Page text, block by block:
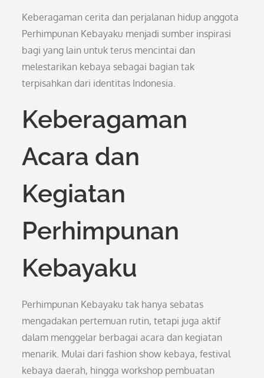
Keberagaman cerita dan perjalanan hidup anggota
Perhimpunan Kebayaku menjadi sumber inspirasi
bagi yang lain untuk terus mencintai dan
melestarikan kebaya sebagai bagian tak
terpisahkan dari identitas Indonesia.
Keberagaman
Acara dan
Kegiatan
Perhimpunan
Kebayaku
Perhimpunan Kebayaku tak hanya sebatas
mengadakan pertemuan rutin, tetapi juga aktif
dalam menggelar berbagai acara dan kegiatan
menarik. Mulai dari fashion show kebaya, festival
kebaya daerah, hingga workshop pembuatan